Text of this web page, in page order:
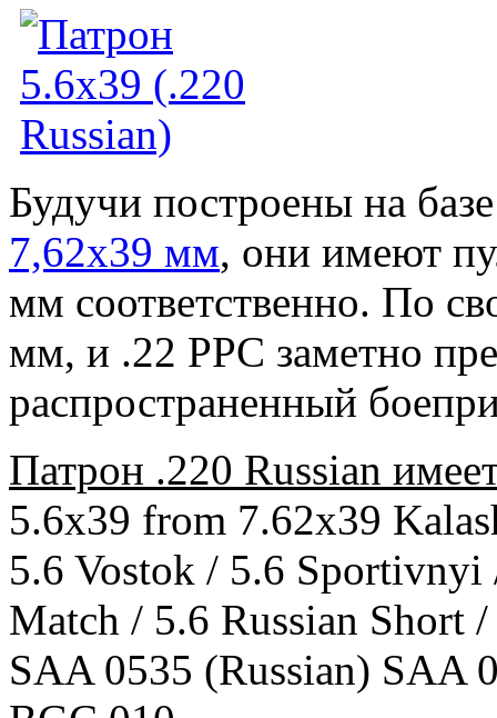
Будучи построены на
7,62х39 мм, они имеют
мм соответственно. По
мм, и .22 РРС заметно
распространенный
Патрон .220 Russian
5.6x39 from 7.62x39
5.6 Vostok / 5.6 Sportivnyi
Match / 5.6 Russian Short
SAA 0535 (Russian) SAA